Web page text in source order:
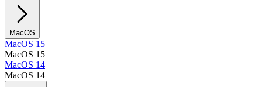
MacOS
MacOS 15
MacOS 15
MacOS 14
MacOS 14